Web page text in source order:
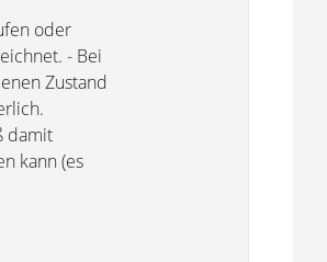
oder
- Bei
Zustand
damit
kann (es